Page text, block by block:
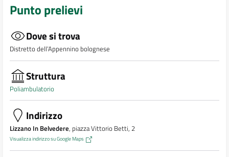
Punto prelievi
Dove si trova
Distretto dell’Appennino bolognese
Struttura
Poliambulatorio
Indirizzo
Lizzano In Belvedere, piazza Vittorio Betti, 2
Visualizza indirizzo su Google Maps